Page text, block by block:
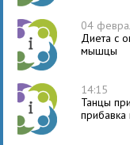
04
Диета с
мышцы
14:15
Танцы
прибавка